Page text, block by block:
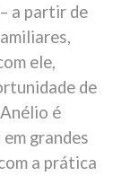
a partir de
ele,
de
é
grandes
a prática